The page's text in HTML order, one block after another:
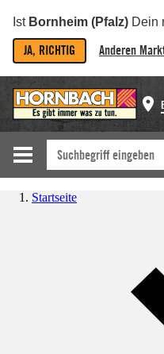
Ist Bornheim (Pfalz) Dein
JA, RICHTIG Anderen
Startseite